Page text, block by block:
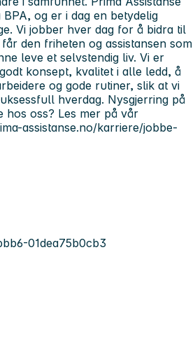
og er i dag en betydelig
Vi jobber hver dag for å bidra til
den friheten og assistansen som
leve et selvstendig liv. Vi er
konsept, kvalitet i alle ledd, å
og gode rutiner, slik at vi
hverdag. Nysgjerring på
hos oss? Les mer på vår
assistanse.no/karriere/jobbe-
01dea75b0cb3